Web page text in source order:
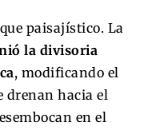
paisajístico. La
la divisoria
, modificando el
drenan hacia el
en el